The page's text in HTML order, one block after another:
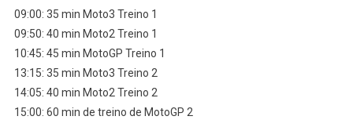
09:00: 35 min Moto3 Treino 1
09:50: 40 min Moto2 Treino 1
10:45: 45 min MotoGP Treino 1
13:15: 35 min Moto3 Treino 2
14:05: 40 min Moto2 Treino 2
15:00: 60 min de treino de MotoGP 2